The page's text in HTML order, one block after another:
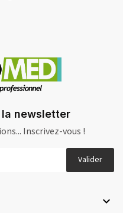
newsletter
Inscrivez-vous !
Valider
